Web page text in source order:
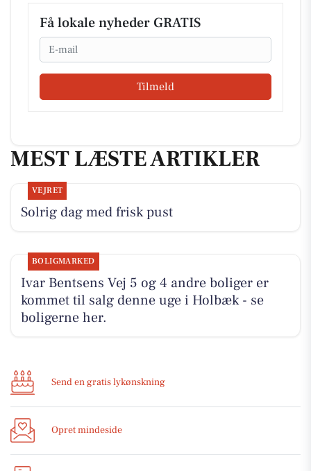
Få lokale nyheder GRATIS
Email
Tilmeld
MEST LÆSTE ARTIKLER
VEJRET
Solrig dag med frisk pust
BOLIGMARKED
Ivar Bentsens Vej 5 og 4 andre boliger er
kommet til salg denne uge i Holbæk - se
boligerne her.
Send en gratis lykønskning
Opret mindeside